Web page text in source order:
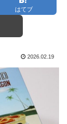
はてブ
2026.02.19